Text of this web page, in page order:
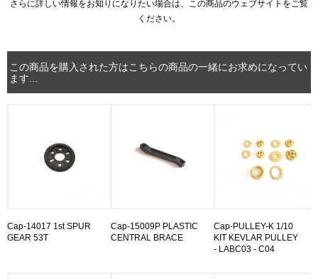
さらに詳しい情報をお知りになりたい場合は、 この商品のウェブサイト をご覧
ください。
この商品を購入された方はこちらの商品の一緒にお求めになってい
ます...
Cap-14017 1st SPUR
GEAR 53T
Cap-15009P PLASTIC
CENTRAL BRACE
Cap-PULLEY-K 1/10
KIT KEVLAR PULLEY
- LABC03 - C04